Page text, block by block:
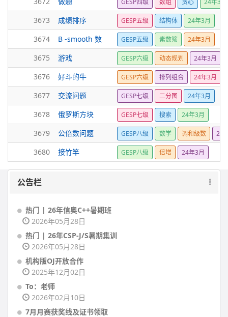
GESP四级 数组 贪心 24年3月
3673 成绩排序 GESP五级 结构体 24年3月
3674 B -smooth 数 GESP五级 素数筛 24年3月
3675 游戏 GESP六级 动态规划 24年3月
3676 好斗的牛 GESP六级 排列组合 24年3月
3677 交流问题 GESP七级 二分图 24年3月
3678 俄罗斯方块 GESP七级 搜索 24年3月
3679 公倍数问题 GESP八级 数学 调和级数 24
3680 接竹竿 GESP八级 倍增 24年3月
公告栏
热门 | 26年信奥C++暑期班
2026年05月28日
热门 | 26年CSP-J/S暑期集训
2026年05月28日
机构版OJ开放合作
2025年12月02日
To：老师
2026年02月10日
7月月赛获奖线及证书领取